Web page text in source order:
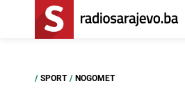
/ SPORT / NOGOMET